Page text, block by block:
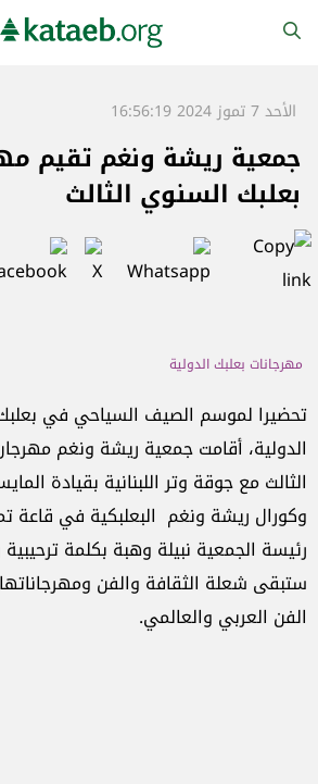
الأحد 7 تموز 2024 16:56:19
جمعية ريشة ونغم تقيم
بعلبك السنوي الثالث
مهرجانات بعلبك الدولية
تحضيرا لموسم الصيف السياحي في
الدولية، أقامت جمعية ريشة ونغم
الثالث مع جوقة وتر اللبنانية بقيادة
وكورال ريشة ونغم البعلبكية في قاعة
رئيسة الجمعية نبيلة وهبة بكلمة
ستبقى شعلة الثقافة والفن
الفن العربي والعالمي.